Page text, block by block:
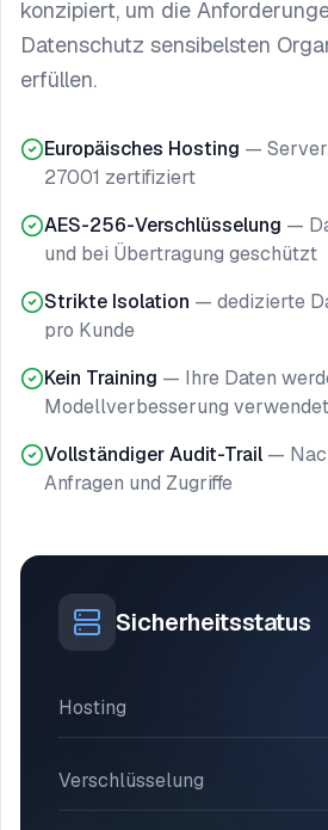
konzipiert, um die
Datenschutz sensibelsten
erfüllen.
Europäisches Hosting —
27001 zertifiziert
AES-256-Verschlüsselung —
und bei Übertragung geschützt
Strikte Isolation — dedizierte
pro Kunde
Kein Training — Ihre Daten
Modellverbesserung verwendet
Vollständiger Audit-Trail —
Anfragen und Zugriffe
Sicherheitsstatus
Hosting
Verschlüsselung